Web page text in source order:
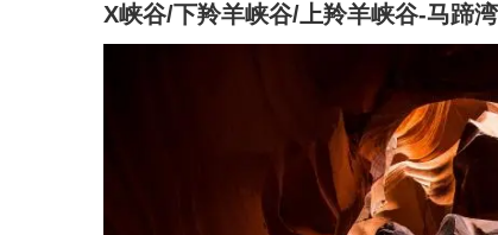
X峡谷/下羚羊峡谷/上羚羊峡谷-马蹄